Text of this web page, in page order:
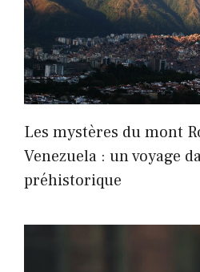
Les mystères du mont
Venezuela : un voyage
préhistorique